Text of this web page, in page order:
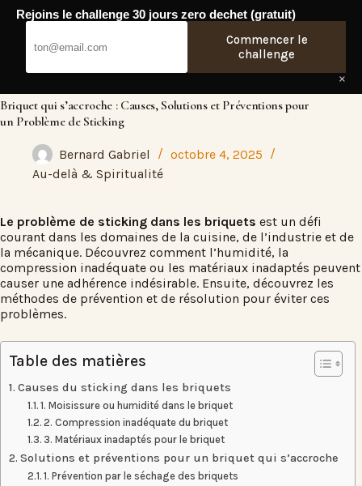
Passer
Briquet qui s’accroche : Causes, Solutions et Préventions pour
un Problème de Sticking
Bernard Gabriel
octobre 4, 2025
Au-delà & Spiritualité
Le problème de sticking dans les briquets est un défi
courant dans les domaines de la cuisine, de l’industrie et de
la mécanique. Découvrez comment l’humidité, la
compression inadéquate ou les matériaux inadaptés peuvent
causer une adhérence indésirable. Ensuite, découvrez les
méthodes de prévention et de résolution pour éviter ces
problèmes.
Table des matières
Causes du sticking dans les briquets
1. Moisissure ou humidité dans le briquet
2. Compression inadéquate du briquet
3. Matériaux inadaptés pour le briquet
Solutions et préventions pour un briquet qui s’accroche
1. Prévention par le séchage des briquets
Rejoins le challenge 30 jours zero dechet (gratuit)
Commencer le
challenge
×